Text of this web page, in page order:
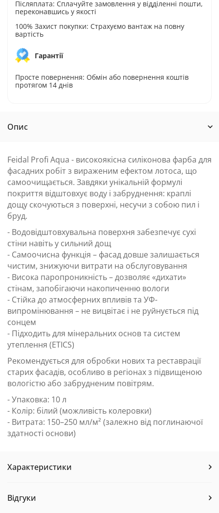
Післяплата: Сплачуйте замовлення у відділенні пошти,
переконавшись у якості
100% Захист покупки: Страхуємо вантаж на повну
вартість
Гарантії
Просте повернення: Обмін або повернення коштів
протягом 14 днів
Опис
Feidal Profi Aqua - високоякісна силіконова фарба для
фасадних робіт з вираженим ефектом лотоса, що
самоочищається. Завдяки унікальній формулі
покриття відштовхує воду і забруднення: краплі
дощу скочуються з поверхні, несучи з собою пил і
бруд.
- Водовідштовхувальна поверхня забезпечує сухі
стіни навіть у сильний дощ
- Самоочисна функція – фасад довше залишається
чистим, знижуючи витрати на обслуговування
- Висока паропроникність – дозволяє «дихати»
стінам, запобігаючи накопиченню вологи
- Стійка до атмосферних впливів та УФ-
випромінювання – не вицвітає і не руйнується під
сонцем
- Підходить для мінеральних основ та систем
утеплення (ETICS)
Рекомендується для обробки нових та реставрації
старих фасадів, особливо в регіонах з підвищеною
вологістю або забрудненим повітрям.
- Упаковка: 10 л
- Колір: білий (можливість колеровки)
- Витрата: 150–250 мл/м² (залежно від поглинаючої
здатності основи)
Характеристики
Відгуки